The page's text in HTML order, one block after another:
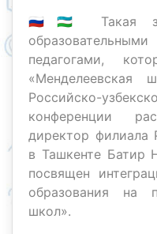
🇷🇺🇺🇿 Такая
педагогами,
Российско-
конференции
директор
в Ташкенте Батир
посвящен
образования на
школ».